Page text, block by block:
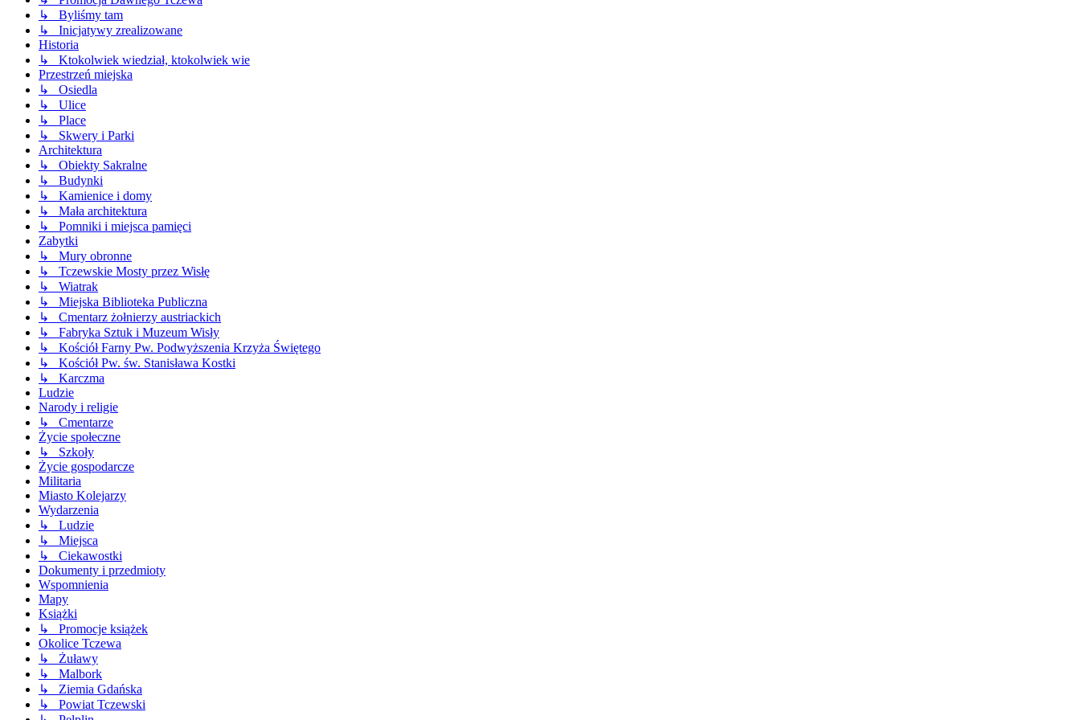
↳ Byliśmy tam
↳ Inicjatywy zrealizowane
Historia
↳ Ktokolwiek wiedział, ktokolwiek wie
Przestrzeń miejska
↳ Osiedla
↳ Ulice
↳ Place
↳ Skwery i Parki
Architektura
↳ Obiekty Sakralne
↳ Budynki
↳ Kamienice i domy
↳ Mała architektura
↳ Pomniki i miejsca pamięci
Zabytki
↳ Mury obronne
↳ Tczewskie Mosty przez Wisłę
↳ Wiatrak
↳ Miejska Biblioteka Publiczna
↳ Cmentarz żołnierzy austriackich
↳ Fabryka Sztuk i Muzeum Wisły
↳ Kościół Farny Pw. Podwyższenia Krzyża Świętego
↳ Kościół Pw. św. Stanisława Kostki
↳ Karczma
Ludzie
Narody i religie
↳ Cmentarze
Życie społeczne
↳ Szkoły
Życie gospodarcze
Militaria
Miasto Kolejarzy
Wydarzenia
↳ Ludzie
↳ Miejsca
↳ Ciekawostki
Dokumenty i przedmioty
Wspomnienia
Mapy
Książki
↳ Promocje książek
Okolice Tczewa
↳ Żuławy
↳ Malbork
↳ Ziemia Gdańska
↳ Powiat Tczewski